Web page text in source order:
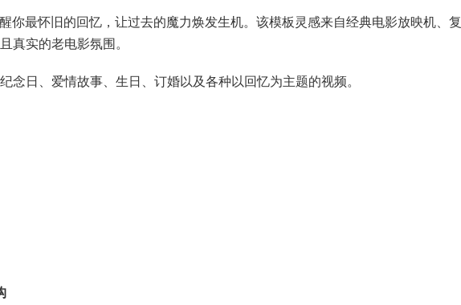
你最怀旧的回忆，让过去的魔力焕发生机。该模板灵感来自经典电影放映机、复
真实的老电影氛围。
念日、爱情故事、生日、订婚以及各种以回忆为主题的视频。